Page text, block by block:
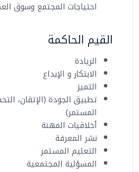
احتياجات المجتمع وسوق
القيم الحاكمة
الريادة
الابتكار و الإبداع
التميز
تطبيق الجودة (الإتقان،
المستمر)
أخلاقيات المهنة
نشر المعرفة
التعليم المستمر
المسؤلية المجتمعية